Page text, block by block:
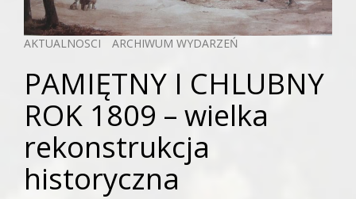
AKTUALNOSCI ARCHIWUM WYDARZEŃ
PAMIĘTNY I CHLUBNY
ROK 1809 – wielka
rekonstrukcja
historyczna